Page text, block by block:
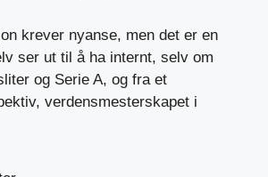
krever nyanse, men det er en
ser ut til å ha internt, selv om
og Serie A, og fra et
verdensmesterskapet i